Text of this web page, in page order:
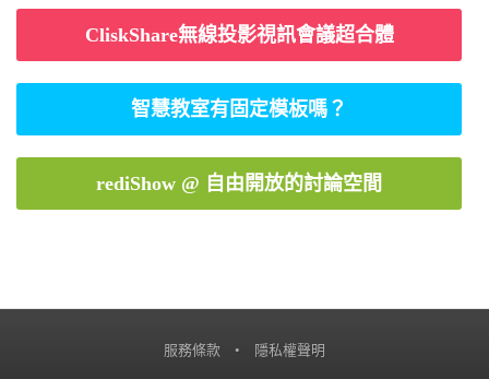
CliskShare無線投影視訊會議超合體
智慧教室有固定模板嗎？
rediShow @ 自由開放的討論空間
服務條款 • 隱私權聲明